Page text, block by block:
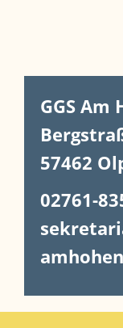
GGS Am
57462
02761-